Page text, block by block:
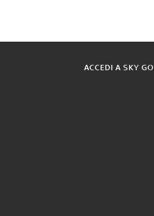
ACCEDI A SKY GO